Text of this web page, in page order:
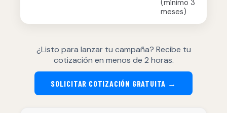
(mínimo 3
meses)
¿Listo para lanzar tu campaña? Recibe tu
cotización en menos de 2 horas.
SOLICITAR COTIZACIÓN GRATUITA →